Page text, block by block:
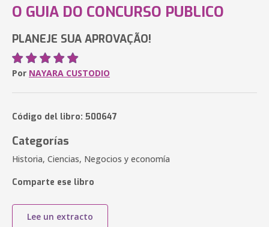
O GUIA DO CONCURSO PUBLICO
PLANEJE SUA APROVAÇÃO!
Por NAYARA CUSTODIO
Código del libro: 500647
Categorías
Historia, Ciencias, Negocios y economía
Comparte ese libro
Lee un extracto